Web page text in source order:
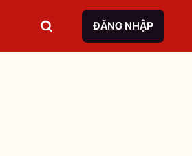
ĐĂNG NHẬP